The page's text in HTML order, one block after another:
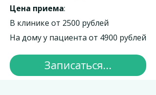
Цена приема:
В клинике от 2500 рублей
На дому у пациента от 4900 рублей
Записаться...